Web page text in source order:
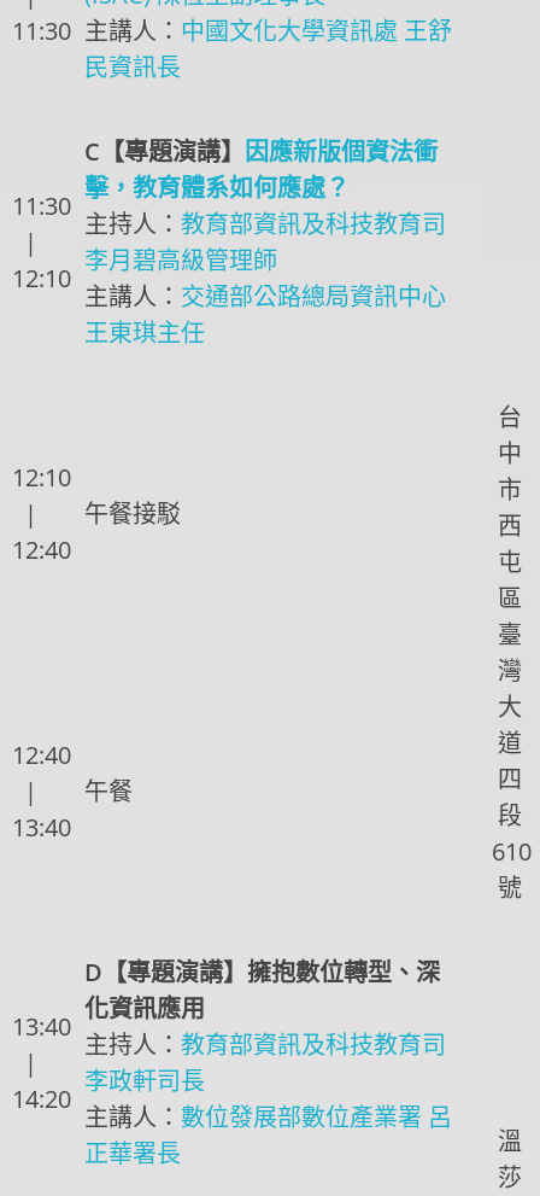
11:30 主講人： 中國文化大學資訊處 王舒
民資訊長
11:30
|
12:10
C【專題演講】
因應新版個資法衝
擊，教育體系如何應處？
主持人： 教育部資訊及科技教育司
李月碧高級管理師
主講人： 交通部公路總局資訊中心
王東琪主任
12:10
|
12:40
午餐接駁
台
中
市
西
屯
區
臺
灣
大
道
四
段
610
號
12:40
|
13:40
午餐
13:40
|
14:20
D【專題演講】擁抱數位轉型、深
化資訊應用
主持人： 教育部資訊及科技教育司
李政軒司長
主講人： 數位發展部數位產業署 呂
正華署長
溫
莎